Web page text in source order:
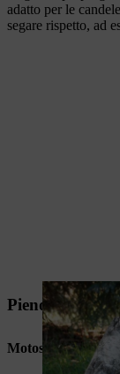
adatto per le
segare rispetto, ad
Pieno potere
Motosega adatta